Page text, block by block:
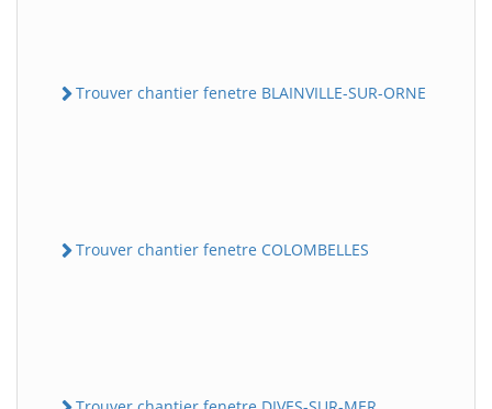
Trouver chantier fenetre BLAINVILLE-SUR-ORNE
Trouver chantier fenetre COLOMBELLES